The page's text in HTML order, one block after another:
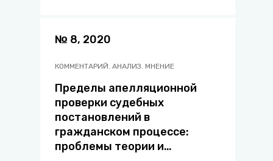
№ 8, 2020
КОММЕНТАРИЙ. АНАЛИЗ. МНЕНИЕ
Пределы апелляционной
проверки судебных
постановлений в
гражданском процессе:
проблемы теории и